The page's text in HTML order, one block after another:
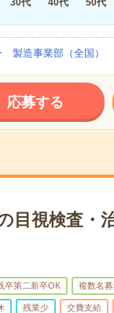
30代 40代 50代
製造事業部（全国）
応募する
目視検査・
卒第二新卒OK 複数名
残業少 交費支給